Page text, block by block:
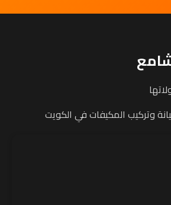
وتركيب المكيفات في الكويت